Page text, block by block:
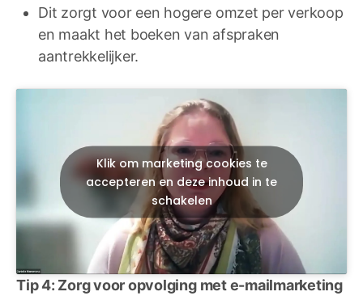
Dit zorgt voor een hogere omzet per verkoop
en maakt het boeken van afspraken
aantrekkelijker.
Klik om marketing cookies te
accepteren en deze inhoud in te
schakelen
Tip 4: Zorg voor opvolging met e-mailmarketing